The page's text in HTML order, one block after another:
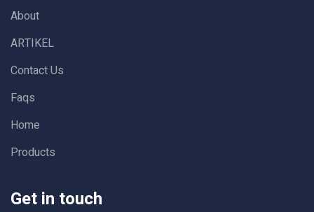
About
ARTIKEL
Contact Us
Faqs
Home
Products
Get in touch